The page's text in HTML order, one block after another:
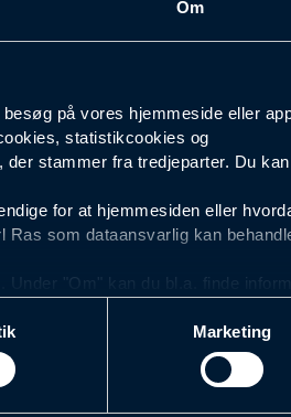
Om
på vores hjemmeside eller
statistikcookies og
stammer fra tredjeparter. Du kan
for at hjemmesiden eller
som dataansvarlig kan
. Under "Om" kan du bl.a. finde
og effektiviteten af vores
og som derfor skal være
Marketing